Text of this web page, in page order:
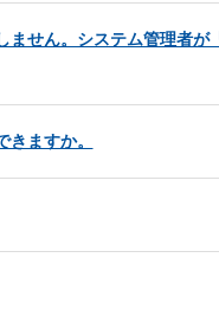
せん。システム管理者が
ますか。